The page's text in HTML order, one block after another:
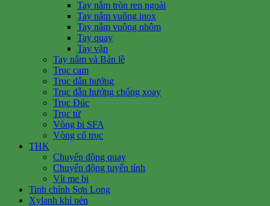
Tay nắm tròn ren ngoài
Tay nắm vuông inox
Tay nắm vuông nhôm
Tay quay
Tay vặn
Tay nắm và Bản lề
Trục cam
Trục dẫn hướng
Trục dẫn hướng chống xoay
Trục Đúc
Trục từ
Vòng bi SFA
Vòng cổ trục
THK
Chuyển động quay
Chuyển động tuyến tính
Vít me bi
Tinh chỉnh Sơn Long
Xylanh khí nén